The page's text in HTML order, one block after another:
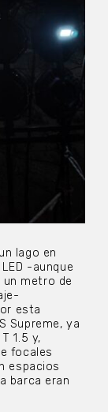
lago en
-aunque
un metro de
esta
Supreme, ya
1.5 y,
focales
espacios
barca eran